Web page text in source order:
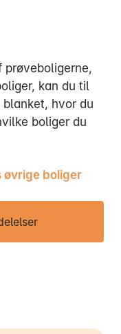
prøveboligerne,
kan du til
hvor du
boliger du
øvrige boliger